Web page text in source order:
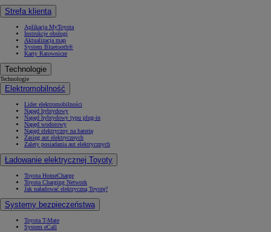
Strefa klienta
Aplikacja MyToyota
Instrukcje obsługi
Aktualizacja map
System Bluetooth®
Karty Ratownicze
Technologie
Technologie
Elektromobilność
Lider elektromobilności
Napęd hybrydowy
Napęd hybrydowy typu plug-in
Napęd wodorowy
Napęd elektryczny na baterię
Zasięg aut elektrycznych
Zalety posiadania aut elektrycznych
Ładowanie elektrycznej Toyoty
Toyota HomeCharge
Toyota Charging Network
Jak naładować elektryczną Toyotę?
Systemy bezpieczeństwa
Toyota T-Mate
System eCall